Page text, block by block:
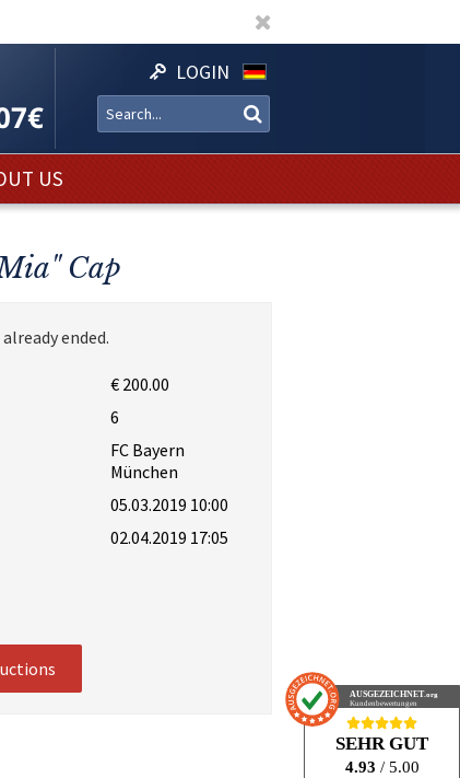
LOGIN
US
Cap
ended.
€ 200.00
6
FC Bayern
München
05.03.2019 10:00
02.04.2019 17:05
AUSGEZEICHNET.org
Kundenbewertungen
SEHR GUT
4.93 / 5.00